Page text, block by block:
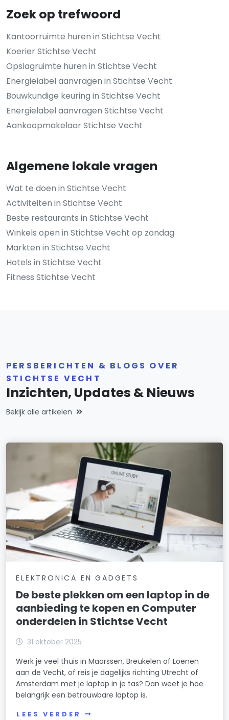
Zoek op trefwoord
Kantoorruimte huren in Stichtse Vecht
Koerier Stichtse Vecht
Opslagruimte huren in Stichtse Vecht
Energielabel aanvragen in Stichtse Vecht
Bouwkundige keuring in Stichtse Vecht
Energielabel aanvragen Stichtse Vecht
Aankoopmakelaar Stichtse Vecht
Algemene lokale vragen
Wat te doen in Stichtse Vecht
Activiteiten in Stichtse Vecht
Beste restaurants in Stichtse Vecht
Winkels open in Stichtse Vecht op zondag
Markten in Stichtse Vecht
Hotels in Stichtse Vecht
Fitness Stichtse Vecht
PERSBERICHTEN & BLOGS OVER
STICHTSE VECHT
Inzichten, Updates & Nieuws
Bekijk alle artikelen
ELEKTRONICA EN GADGETS
De beste plekken om een laptop in de
aanbieding te kopen en Computer
onderdelen in Stichtse Vecht
31 oktober 2025
Werk je veel thuis in Maarssen, Breukelen of Loenen
aan de Vecht, of reis je dagelijks richting Utrecht of
Amsterdam met je laptop in je tas? Dan weet je hoe
belangrijk een betrouwbare laptop is.
LEES VERDER